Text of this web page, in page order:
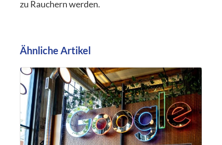
zu Rauchern werden.
Ähnliche Artikel